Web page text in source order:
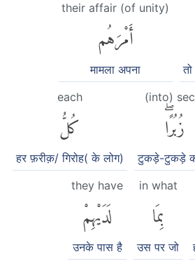
their affair (of unity)
أَمْرَهُم
मामला अपना
(into)
زُبُرًاۖ
टुकड़े-टुकड़े
each
كُلُّ
हर फ़रीक़/ गिरोह( के लोग)
in what
بِمَا
उस पर जो
they have
لَدَيْهِمْ
उनके पास है